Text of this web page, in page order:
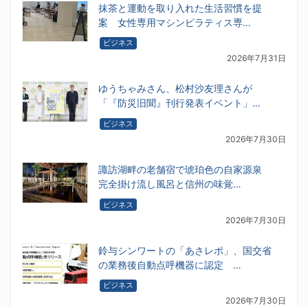
抹茶と運動を取り入れた生活習慣を提
案 女性専用マシンピラティス専…
ビジネス
2026年7月31日
ゆうちゃみさん、松村沙友理さんが
「『防災旧聞』刊行発表イベント」…
ビジネス
2026年7月30日
諏訪湖畔の老舗宿で琥珀色の自家源泉
完全掛け流し風呂と信州の味覚…
ビジネス
2026年7月30日
鈴与シンワートの「あさレポ」、国交省
の業務後自動点呼機器に認定 …
ビジネス
2026年7月30日